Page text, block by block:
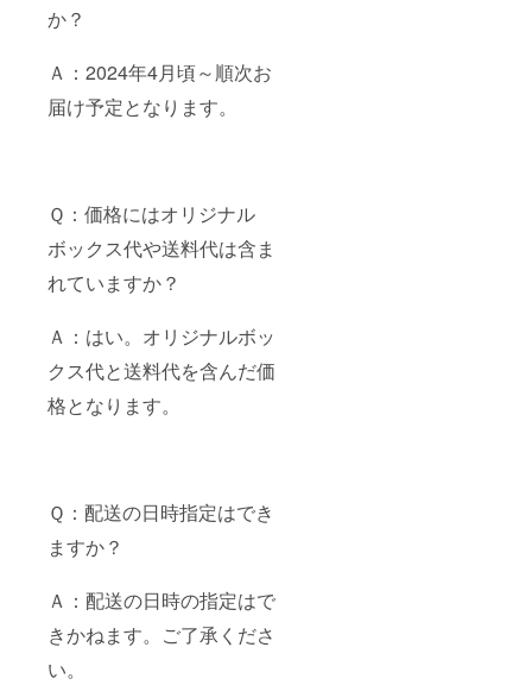
か？
Ａ：2024年4月頃～順次お
届け予定となります。
Ｑ：価格にはオリジナル
ボックス代や送料代は含ま
れていますか？
Ａ：はい。オリジナルボッ
クス代と送料代を含んだ価
格となります。
Ｑ：配送の日時指定はでき
ますか？
Ａ：配送の日時の指定はで
きかねます。ご了承くださ
い。